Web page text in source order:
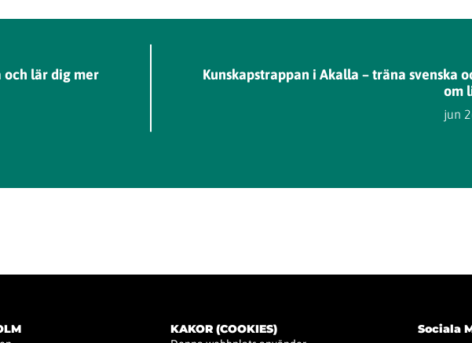
och lär dig mer
Kunskapstrappan i Akalla – träna svenska
om
jun
KAKOR (COOKIES) Sociala